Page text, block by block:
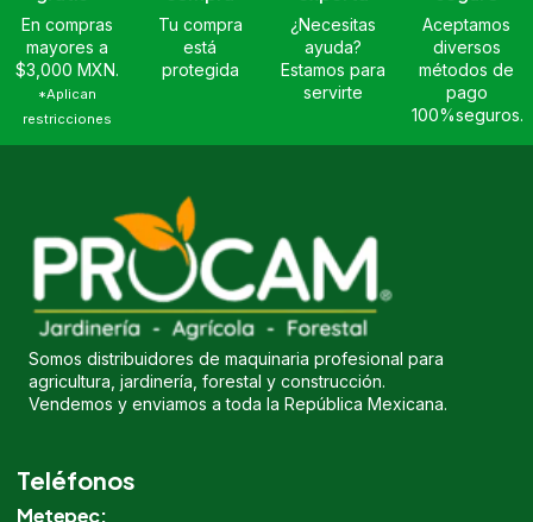
En compras
mayores a
$3,000 MXN.
*Aplican
restricciones
Tu compra
está
protegida
¿Necesitas
ayuda?
Estamos para
servirte
Aceptamos
diversos
métodos de
pago
100%seguros.
Somos distribuidores de maquinaria profesional para
agricultura, jardinería, forestal y construcción.
Vendemos y enviamos a toda la República Mexicana.
Teléfonos
Metepec: